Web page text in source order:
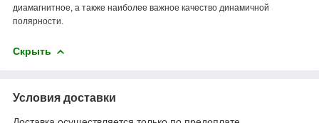
диамагнитное, а также наиболее важное качество динамичной
полярности.
Скрыть
Условия доставки